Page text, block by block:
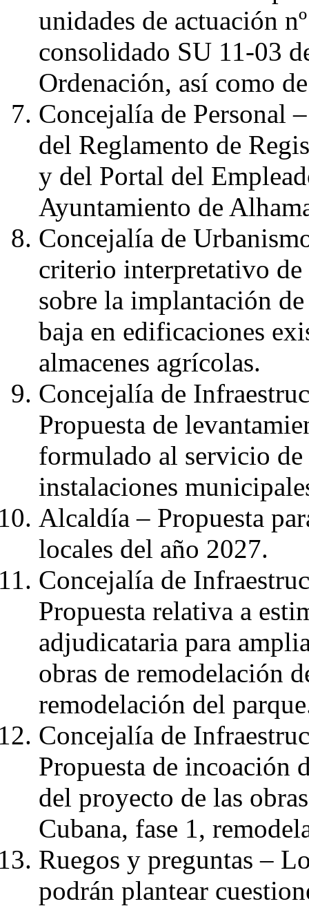
unidades de actuación
consolidado SU 11-03
Ordenación, así como
Concejalía de Personal
del Reglamento de
y del Portal del
Ayuntamiento de
Concejalía de
criterio interpretativo
sobre la implantación
baja en edificaciones
almacenes agrícolas.
Concejalía de
Propuesta de
formulado al servicio
instalaciones
Alcaldía – Propuesta
locales del año 2027.
Concejalía de
Propuesta relativa a
adjudicataria para
obras de remodelación
remodelación del
Concejalía de
Propuesta de incoación
del proyecto de las
Cubana, fase 1,
Ruegos y preguntas –
podrán plantear